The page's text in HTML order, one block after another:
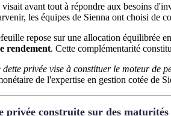
avant tout à répondre aux besoins
les équipes de Sienna ont choisi de
repose sur une allocation équilibrée
rendement. Cette complémentarité
dette privée vise à constituer le moteur de
de l'expertise en gestion cotée de
privée construite sur des